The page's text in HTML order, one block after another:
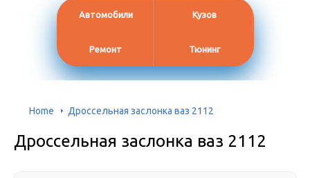
Автомобили Кузов
Ремонт Тюнинг
Home Дроссельная заслонка ваз 2112
Дроссельная заслонка ваз 2112